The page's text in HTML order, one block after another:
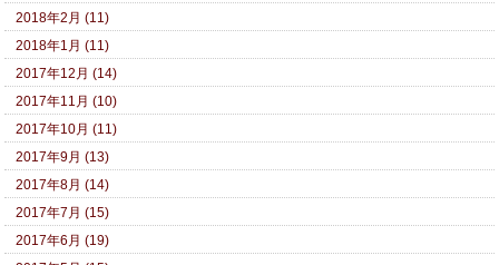
2018年2月 (11)
2018年1月 (11)
2017年12月 (14)
2017年11月 (10)
2017年10月 (11)
2017年9月 (13)
2017年8月 (14)
2017年7月 (15)
2017年6月 (19)